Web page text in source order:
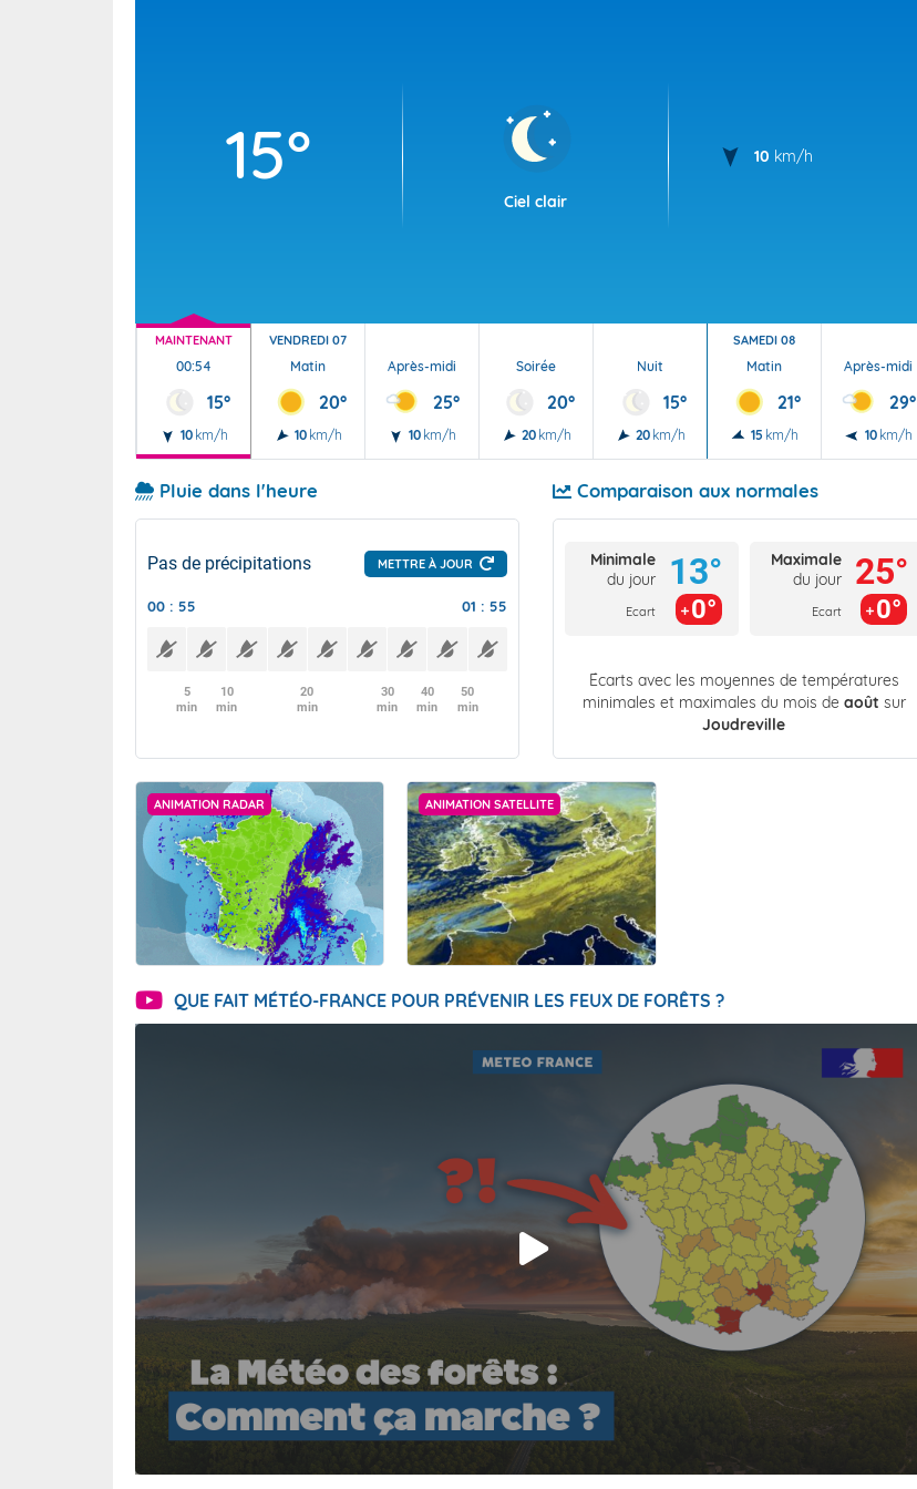
15°
Ciel clair
10 km/h
MAINTENANT
00:54
15°
10 km/h
VENDREDI 07
Matin
20°
10 km/h
Après-midi
25°
10 km/h
Soirée
20°
20 km/h
Nuit
15°
20 km/h
SAMEDI 08
Matin
21°
15 km/h
Après-midi
29°
10 km/h
Pluie dans l'heure
Pas de précipitations METTRE À JOUR
00 : 55 01 : 55
5
min
10
min
20
min
30
min
40
min
50
min
Comparaison aux normales
Minimale
du jour
Ecart
13°
0°
Maximale
du jour
Ecart
25°
0°
Écarts avec les moyennes de températures
minimales et maximales du mois de août sur
Joudreville
ANIMATION RADAR ANIMATION SATELLITE
QUE FAIT MÉTÉO-FRANCE POUR PRÉVENIR LES FEUX DE FORÊTS ?